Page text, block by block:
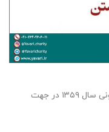
سازمان بهزیستی كشور، به موجب لایحه قانونی سال ۱۳۵۹ در جهت